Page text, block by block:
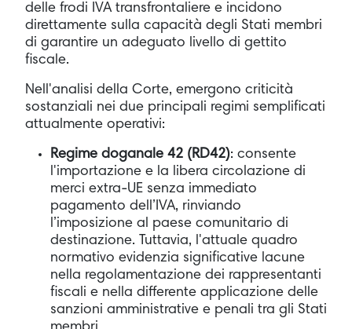
delle frodi IVA transfrontaliere e incidono
direttamente sulla capacità degli Stati membri
di garantire un adeguato livello di gettito
fiscale.
Nell'analisi della Corte, emergono criticità
sostanziali nei due principali regimi semplificati
attualmente operativi:
Regime doganale 42 (RD42): consente
l'importazione e la libera circolazione di
merci extra-UE senza immediato
pagamento dell’IVA, rinviando
l’imposizione al paese comunitario di
destinazione. Tuttavia, l'attuale quadro
normativo evidenzia significative lacune
nella regolamentazione dei rappresentanti
fiscali e nella differente applicazione delle
sanzioni amministrative e penali tra gli Stati